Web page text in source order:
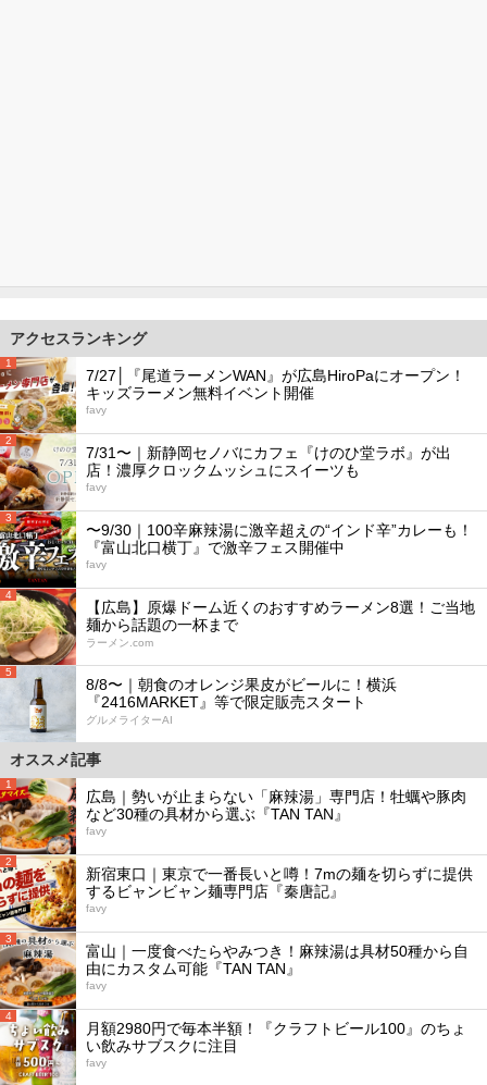
アクセスランキング
1
7/27│『尾道ラーメンWAN』が広島HiroPaにオープン！
キッズラーメン無料イベント開催
favy
2
7/31〜｜新静岡セノバにカフェ『けのひ堂ラボ』が出
店！濃厚クロックムッシュにスイーツも
favy
3
〜9/30｜100辛麻辣湯に激辛超えの“インド辛”カレーも！
『富山北口横丁』で激辛フェス開催中
favy
4
【広島】原爆ドーム近くのおすすめラーメン8選！ご当地
麺から話題の一杯まで
ラーメン.com
5
8/8〜｜朝食のオレンジ果皮がビールに！横浜
『2416MARKET』等で限定販売スタート
グルメライターAI
オススメ記事
1
広島｜勢いが止まらない「麻辣湯」専門店！牡蠣や豚肉
など30種の具材から選ぶ『TAN TAN』
favy
2
新宿東口｜東京で一番長いと噂！7mの麺を切らずに提供
するビャンビャン麺専門店『秦唐記』
favy
3
富山｜一度食べたらやみつき！麻辣湯は具材50種から自
由にカスタム可能『TAN TAN』
favy
4
月額2980円で毎本半額！『クラフトビール100』のちょ
い飲みサブスクに注目
favy